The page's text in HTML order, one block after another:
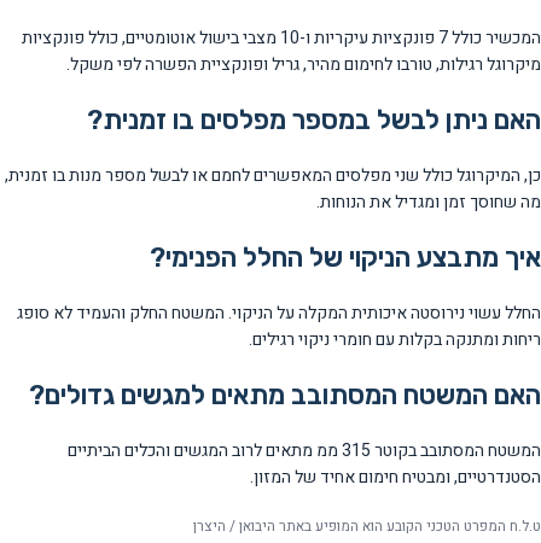
המכשיר כולל 7 פונקציות עיקריות ו-10 מצבי בישול אוטומטיים, כולל פונקציות
מיקרוגל רגילות, טורבו לחימום מהיר, גריל ופונקציית הפשרה לפי משקל.
האם ניתן לבשל במספר מפלסים בו זמנית?
כן, המיקרוגל כולל שני מפלסים המאפשרים לחמם או לבשל מספר מנות בו זמנית,
מה שחוסך זמן ומגדיל את הנוחות.
איך מתבצע הניקוי של החלל הפנימי?
החלל עשוי נירוסטה איכותית המקלה על הניקוי. המשטח החלק והעמיד לא סופג
ריחות ומתנקה בקלות עם חומרי ניקוי רגילים.
האם המשטח המסתובב מתאים למגשים גדולים?
המשטח המסתובב בקוטר 315 ממ מתאים לרוב המגשים והכלים הביתיים
הסטנדרטיים, ומבטיח חימום אחיד של המזון.
ט.ל.ח המפרט הטכני הקובע הוא המופיע באתר היבואן / היצרן